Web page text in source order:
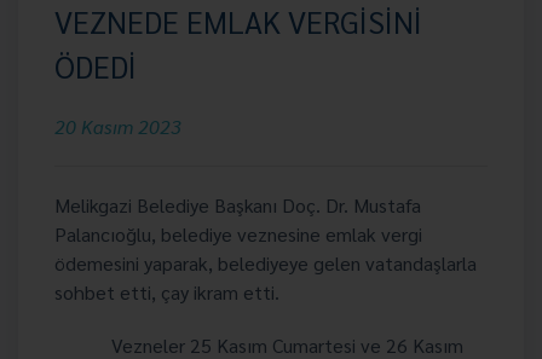
VEZNEDE EMLAK VERGİSİNİ
ÖDEDİ
20 Kasım 2023
Melikgazi Belediye Başkanı Doç. Dr. Mustafa
Palancıoğlu, belediye veznesine emlak vergi
ödemesini yaparak, belediyeye gelen vatandaşlarla
sohbet etti, çay ikram etti.
Vezneler 25 Kasım Cumartesi ve 26 Kasım